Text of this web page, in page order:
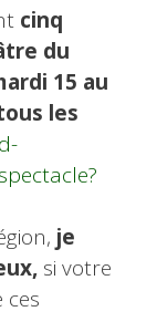
cinq
du
15 au
les
je
si votre
ces